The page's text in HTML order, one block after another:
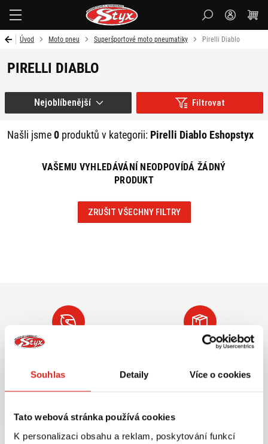
Souhlas Detaily Více o cookies
Tato webová stránka používá cookies
K personalizaci obsahu a reklam, poskytování funkcí
Úvod Moto pneu Superšportové moto pneumatiky Pirelli Diablo
PIRELLI DIABLO
Filtrovat
Našli jsme0 produktů v kategorii: Pirelli Diablo Eshopstyx
Nejoblíbenější
VAŠEMU VYHLEDÁVÁNÍ NEODPOVÍDÁ ŽÁDNÝ
PRODUKT
ZRUŠIT VŠECHNY FILTRY
odběru
VÍCE INFO
Doprava ZDARMA pro
rámci ČR
VÍCE INFO